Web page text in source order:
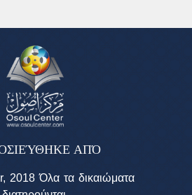
ΑΠΌ
2018 Όλα τα δικαιώματα